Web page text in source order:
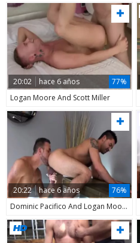
20:02 hace 6 años
77%
Logan Moore And Scott Miller
20:22 hace 6 años
76%
Dominic Pacifico And Logan Moore